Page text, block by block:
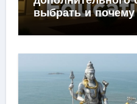
выбрать и почему